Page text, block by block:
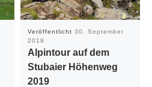
Veröffentlicht 30. September
2019
Alpintour auf dem
Stubaier Höhenweg
2019